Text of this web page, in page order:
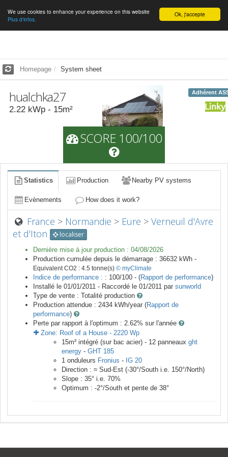
English Ok, j'accepte
We use cookies to enhance your experience on this website
Plus d'infos.
Homepage System sheet
hualchka27
2.22 kWp - 15m²
Adhérent
SCORE 100/100
Statistics Production Nearby PV systems
Evènements How does it work?
France > Normandie > Eure >Verneuil d'Avre
et d'Iton
localiser
Dernière mise à jour production : 04/08/2026
Production cumulée depuis le démarrage : 36632 kWh -
Equivalent CO2 : 4.5 tonne(s) © myClimate
Indice de performance : : 100/100 - (Rapport de performance)
Installé le 01/01/2011 - Raccordé le 01/2011 par sunworld
Type de vente : Totalité production
Production attendue : 2434 kWh/year (Rapport de
performance)
Perte par rapport à l'optimum : 2.62% sur l'année
Zone: Roof of a House - 2220 Wp
15m² intégré (sur bac acier) - 12 panneaux ght
energy - GHT 185
1 onduleurs Fronius - IG 20
Direction : ≈ Sud-Est (-30°/South i.e. 150°/North)
Slope : 35° i.e. 70%
Optimum : -2°/South et pente de 38°